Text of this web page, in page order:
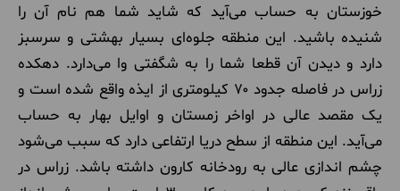
خوزستان به حساب می‌آید که شاید شما هم نام آن را
شنیده باشید. این منطقه جلوه‌ای بسیار بهشتی و سرسبز
دارد و دیدن آن قطعا شما را به شگفتی وا می‌دارد. دهکده
زراس در فاصله جدود ۷۰ کیلومتری از ایذه واقع شده است و
یک مقصد عالی در اواخر زمستان و اوایل بهار به حساب
می‌آید. این منطقه از سطح دریا ارتفاعی دارد که سبب می‌شود
چشم اندازی عالی به رودخانه کارون داشته باشد. زراس در